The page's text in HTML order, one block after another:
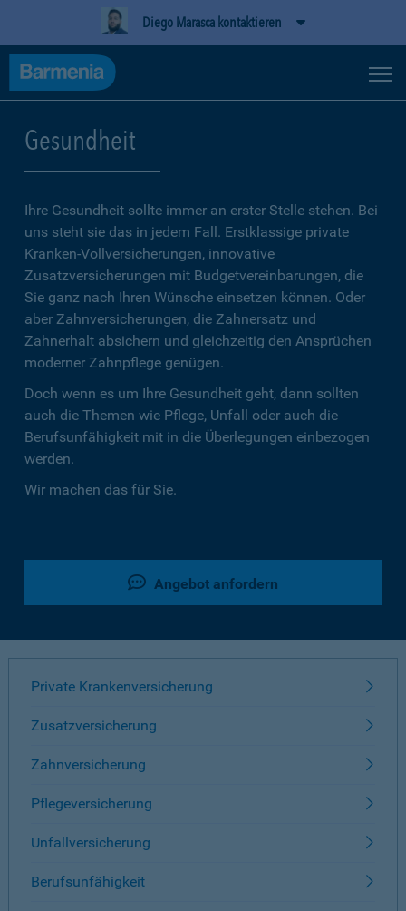
Diego Marasca kontaktieren
Gesundheit
Ihre Gesundheit sollte immer an erster Stelle stehen. Bei
uns steht sie das in jedem Fall. Erstklassige private
Kranken-Vollversicherungen, innovative
Zusatzversicherungen mit Budgetvereinbarungen, die
Sie ganz nach Ihren Wünsche einsetzen können. Oder
aber Zahnversicherungen, die Zahnersatz und
Zahnerhalt absichern und gleichzeitig den Ansprüchen
moderner Zahnpflege genügen.
Doch wenn es um Ihre Gesundheit geht, dann sollten
auch die Themen wie Pflege, Unfall oder auch die
Berufsunfähigkeit mit in die Überlegungen einbezogen
werden.
Wir machen das für Sie.
Angebot anfordern
Private Krankenversicherung
Zusatzversicherung
Zahnversicherung
Pflegeversicherung
Unfallversicherung
Berufsunfähigkeit